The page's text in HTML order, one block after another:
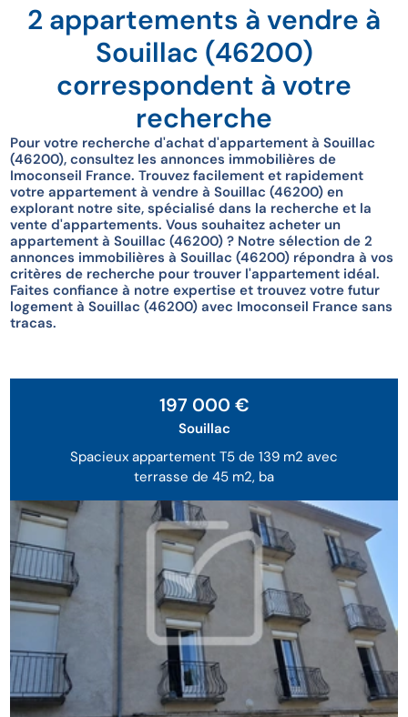
2 appartements à vendre à
Souillac (46200)
correspondent à votre
recherche
Pour votre recherche d'achat d'appartement à Souillac
(46200), consultez les annonces immobilières de
Imoconseil France. Trouvez facilement et rapidement
votre appartement à vendre à Souillac (46200) en
explorant notre site, spécialisé dans la recherche et la
vente d'appartements. Vous souhaitez acheter un
appartement à Souillac (46200) ? Notre sélection de 2
annonces immobilières à Souillac (46200) répondra à vos
critères de recherche pour trouver l'appartement idéal.
Faites confiance à notre expertise et trouvez votre futur
logement à Souillac (46200) avec Imoconseil France sans
tracas.
Spacieux appartement T5 de 139 m2 avec
terrasse de 45 m2, ba
197 000 €
Souillac